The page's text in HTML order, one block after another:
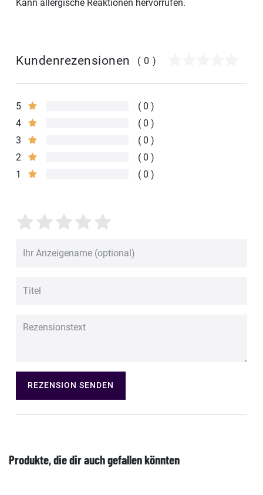
Kann allergische Reaktionen hervorrufen.
Kundenrezensionen (0)
5
0
4
0
3
0
2
0
1
0
REZENSION SENDEN
Produkte, die dir auch gefallen könnten